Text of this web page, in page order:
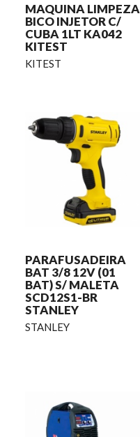
MAQUINA LIMPEZA
BICO INJETOR C/
CUBA 1LT KA042
KITEST
KITEST
PARAFUSADEIRA
BAT 3/8 12V (01
BAT) S/ MALETA
SCD12S1-BR
STANLEY
STANLEY